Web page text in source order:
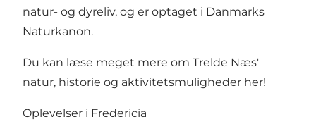
natur- og dyreliv, og er optaget i Danmarks
Naturkanon.
Du kan læse meget mere om Trelde Næs'
natur, historie og aktivitetsmuligheder her!
Oplevelser i Fredericia